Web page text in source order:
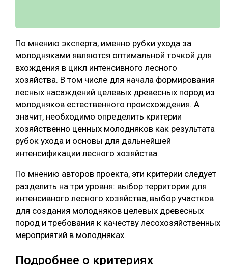
По мнению эксперта, именно рубки ухода за
молодняками являются оптимальной точкой для
вхождения в цикл интенсивного лесного
хозяйства. В том числе для начала формирования
лесных насаждений целевых древесных пород из
молодняков естественного происхождения. А
значит, необходимо определить критерии
хозяйственно ценных молодняков как результата
рубок ухода и основы для дальнейшей
интенсификации лесного хозяйства.
По мнению авторов проекта, эти критерии следует
разделить на три уровня: выбор территории для
интенсивного лесного хозяйства, выбор участков
для создания молодняков целевых древесных
пород и требования к качеству лесохозяйственных
мероприятий в молодняках.
Подробнее о критериях